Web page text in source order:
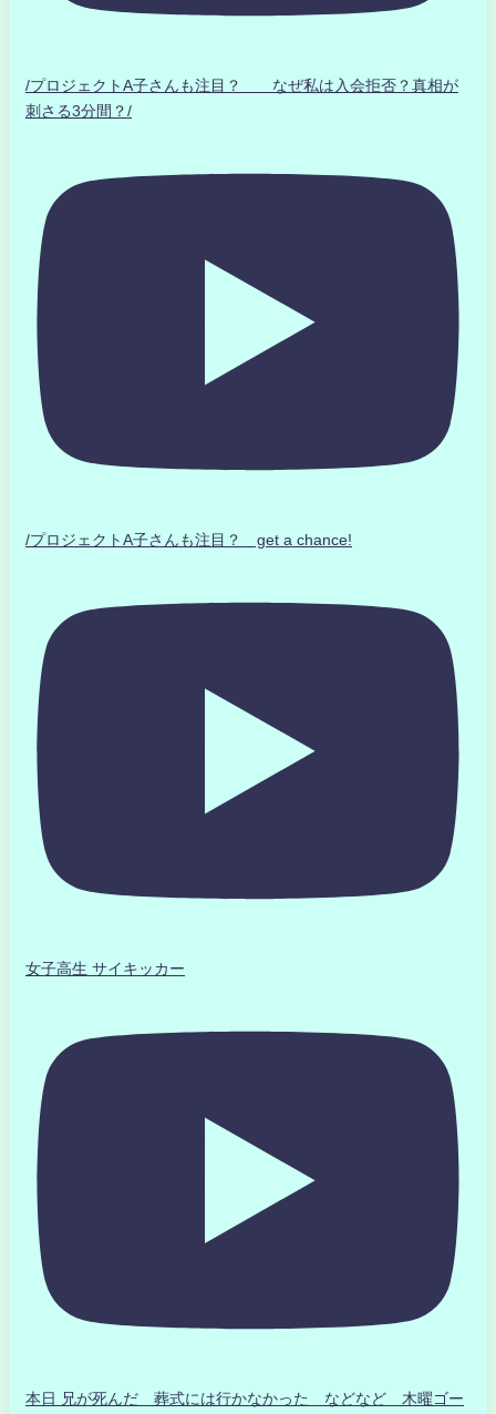
/プロジェクトA子さんも注目？ なぜ私は入会拒否？真相が
刺さる3分間？/
/プロジェクトA子さんも注目？ get a chance!
女子高生 サイキッカー
本日 兄が死んだ 葬式には行かなかった などなど 木曜ゴー